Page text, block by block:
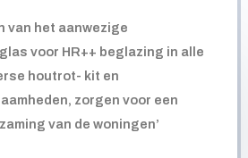
van het aanwezige
voor HR++ beglazing in alle
houtrot- kit en
zorgen voor een
van de woningen’